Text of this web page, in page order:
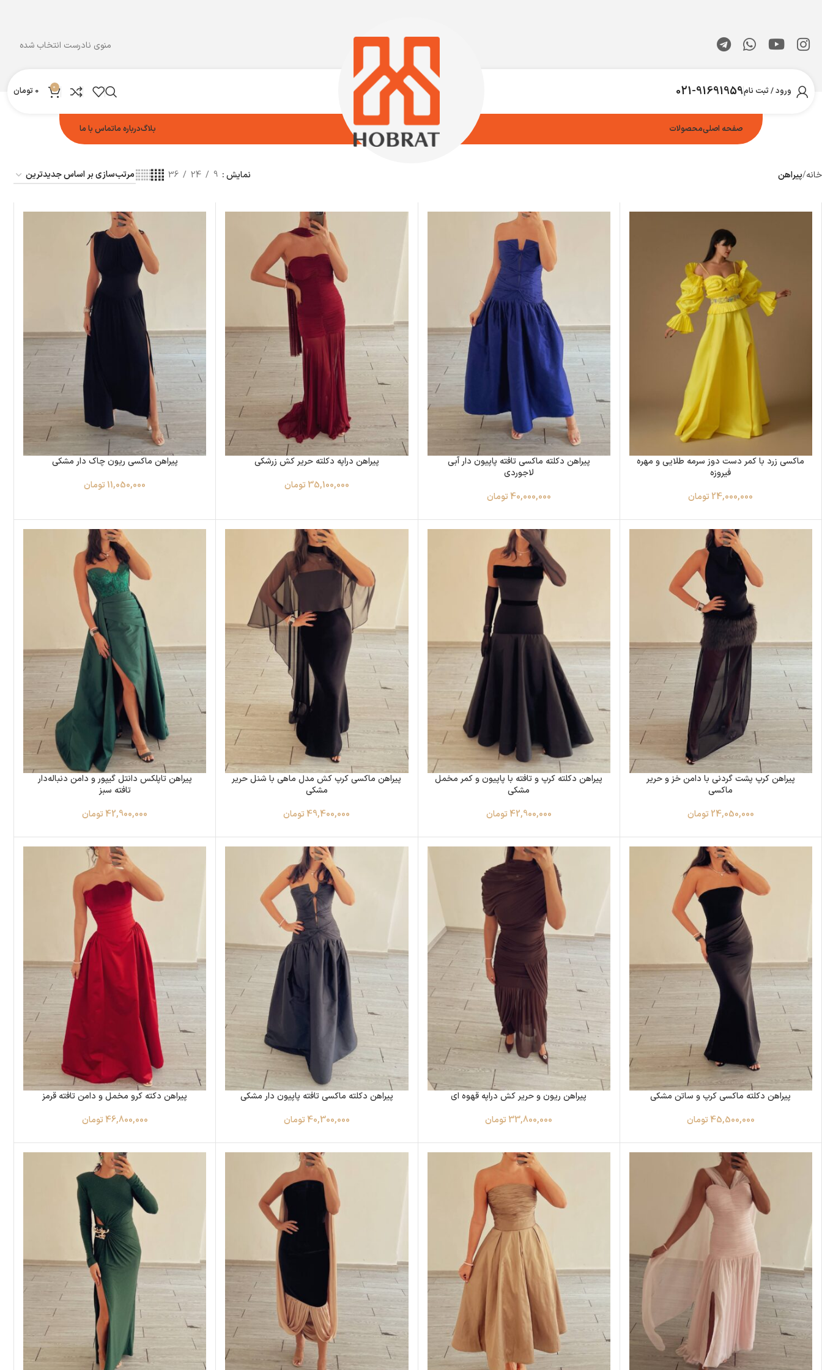
منوی نادرست انتخاب شده
ورود / ثبت نام021-91691959
0
0 تومان
صفحه اصلیمحصولات بلاگدرباره ماتماس با ما
خانه پیراهن نمایش 9
24
36
ماکسی زرد با کمر دست دوز سرمه طلایی و مهره
فیروزه
24,000,000 تومان
پیراهن دکلته ماکسی تافته پاپیون دار آبی
لاجوردی‌
40,000,000 تومان
پیراهن دراپه دکلته حریر کش زرشکی
35,100,000 تومان
پیراهن ماکسی ریون چاک دار مشکی
11,050,000 تومان
پیراهن کرپ پشت گردنی با دامن خز و حریر
ماکسی
24,050,000 تومان
پیراهن دکلته کرپ و تافته با پاپیون و کمر مخمل
مشکی
42,900,000 تومان
پیراهن ماکسی کرپ کش مدل ماهی با شنل حریر
مشکی
49,400,000 تومان
پیراهن تاپلکس دانتل گیپور و دامن دنباله‌دار
تافته سبز
42,900,000 تومان
پیراهن دکلته ماکسی کرپ و ساتن مشکی
45,500,000 تومان
پیراهن ریون و حریر کش دراپه قهوه ای
33,800,000 تومان
پیراهن دکلته ماکسی تافته پاپیون دار مشکی‌
40,300,000 تومان
پیراهن دکته کرو مخمل و دامن تافته قرمز
46,800,000 تومان